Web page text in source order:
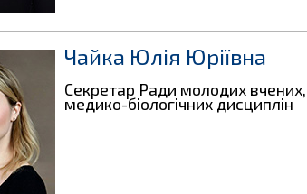
Чайка Юлія Юріївна
Секретар Ради молодих
медико-біологічних дисциплін